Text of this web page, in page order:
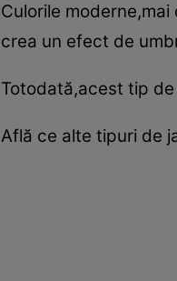
Culorile
crea un efect de
Totodată,acest tip
Află ce alte tipuri de